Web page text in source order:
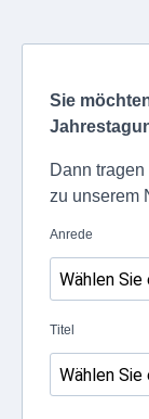
Sie
Dann
zu unserem
Anrede
Titel